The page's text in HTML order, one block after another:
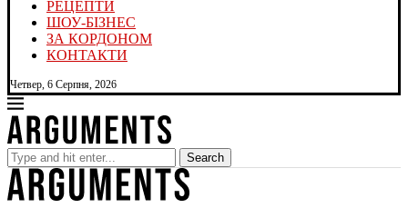
РЕЦЕПТИ
ШОУ-БІЗНЕС
ЗА КОРДОНОМ
КОНТАКТИ
Четвер, 6 Серпня, 2026
Search